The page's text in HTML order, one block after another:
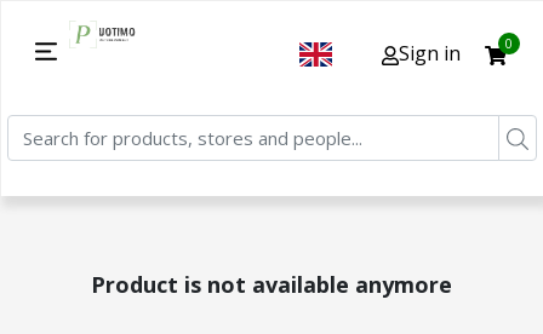
Sign in 0
Product is not available anymore